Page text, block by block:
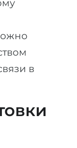
в